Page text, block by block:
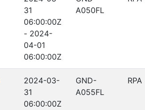
31
06:00:00Z
- 2024-
04-01
06:00:00Z
A050FL
2024-03-
31
06:00:00Z
GND-
A055FL
RPA